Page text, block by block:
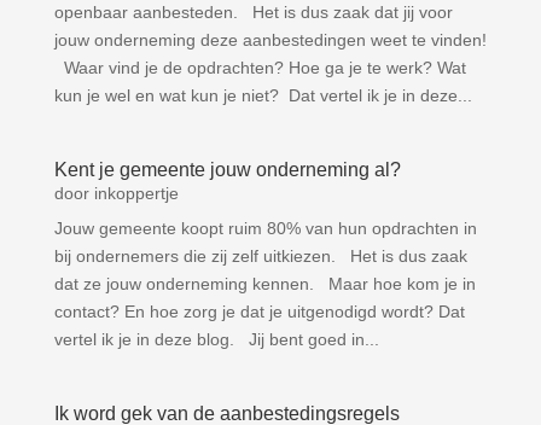
openbaar aanbesteden. Het is dus zaak dat jij voor
jouw onderneming deze aanbestedingen weet te vinden!
Waar vind je de opdrachten? Hoe ga je te werk? Wat
kun je wel en wat kun je niet? Dat vertel ik je in deze...
Kent je gemeente jouw onderneming al?
door inkoppertje
Jouw gemeente koopt ruim 80% van hun opdrachten in
bij ondernemers die zij zelf uitkiezen. Het is dus zaak
dat ze jouw onderneming kennen. Maar hoe kom je in
contact? En hoe zorg je dat je uitgenodigd wordt? Dat
vertel ik je in deze blog. Jij bent goed in...
Ik word gek van de aanbestedingsregels